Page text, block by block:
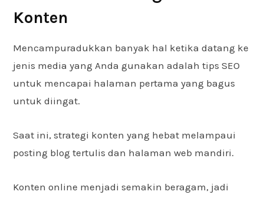
Konten
Mencampuradukkan banyak hal ketika datang ke
jenis media yang Anda gunakan adalah tips SEO
untuk mencapai halaman pertama yang bagus
untuk diingat.
Saat ini, strategi konten yang hebat melampaui
posting blog tertulis dan halaman web mandiri.
Konten online menjadi semakin beragam, jadi